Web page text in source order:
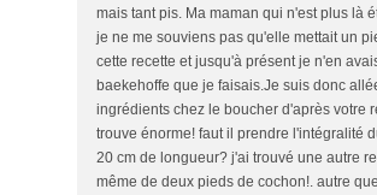
mais tant pis. Ma maman qui n'est plus là
je ne me souviens pas qu'elle mettait un
cette recette et jusqu'à présent je n'en
baekehoffe que je faisais.Je suis donc
ingrédients chez le boucher d'après votre
trouve énorme! faut il prendre l'intégralité
20 cm de longueur? j'ai trouvé une autre
même de deux pieds de cochon!. autre